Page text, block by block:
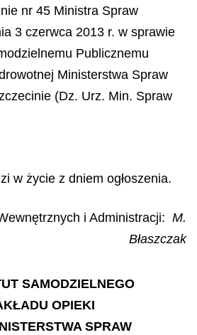
nr 45 Ministra Spraw
3 czerwca 2013 r. w sprawie
Publicznemu
Ministerstwa Spraw
(Dz. Urz. Min. Spraw
w życie z dniem ogłoszenia.
i Administracji: M.
Błaszczak
SAMODZIELNEGO
OPIEKI
SPRAW